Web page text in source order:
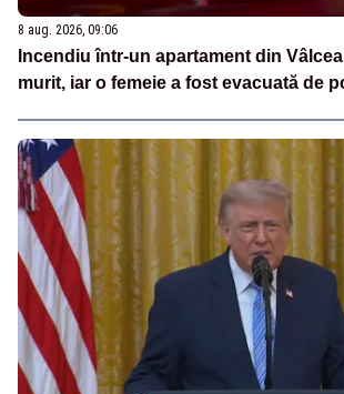
8 aug. 2026, 09:06
Incendiu într-un apartament din
murit, iar o femeie a fost evacuată de